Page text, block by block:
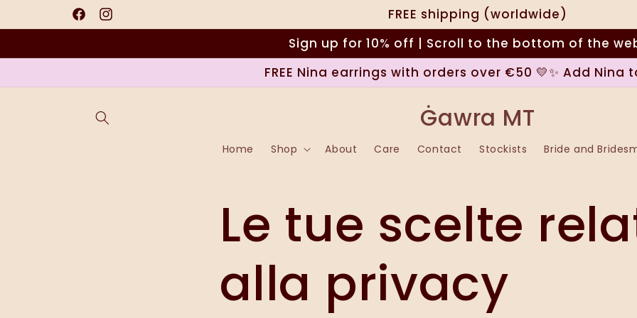
direttamente
ai contenutiFacebookInstagram
FREE shipping (worldwide)
Sign up for 10% off | Scroll to the bottom of the
FREE Nina earrings with orders over €50 💛✨ Add Nina
Ġawra MT
Home Shop About Care Contact Stockists Bride and
Le tue scelte
alla privacy